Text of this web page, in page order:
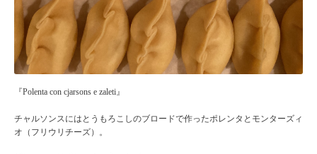
『Polenta con cjarsons e zaleti』
チャルソンスにはとうもろこしのブロードで作ったポレンタとモンターズィ
オ（フリウリチーズ）。